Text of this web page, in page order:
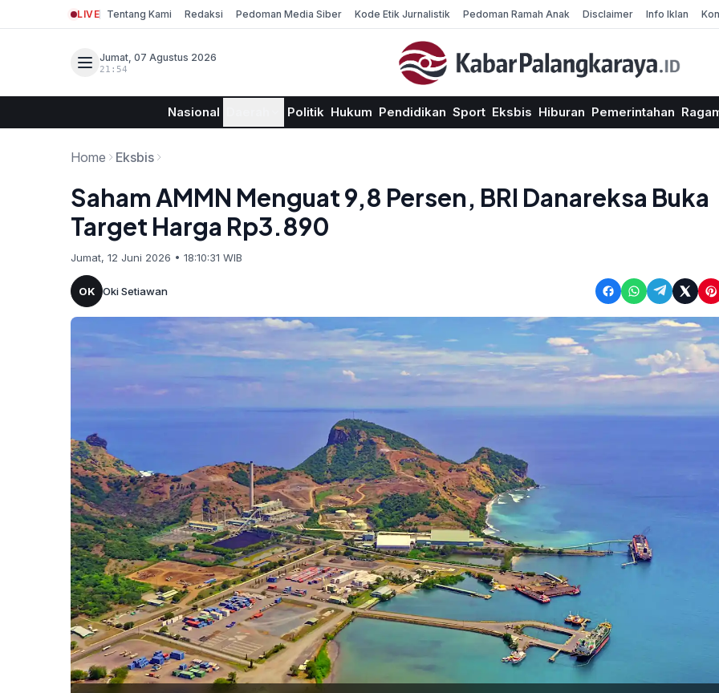
LIVE Tentang Kami Redaksi Pedoman Media Siber Kode Etik Jurnalistik Pedoman Ramah Anak Disclaimer Info Iklan
Jumat, 07 Agustus 2026
21:54
Nasional Politik Hukum Pendidikan Sport Eksbis Hiburan Pemerintahan
Home Eksbis
Saham AMMN Menguat 9,8 Persen, BRI Danareksa Buka
Target Harga Rp3.890
Jumat, 12 Juni 2026 • 18:10:31 WIB
OK Oki Setiawan